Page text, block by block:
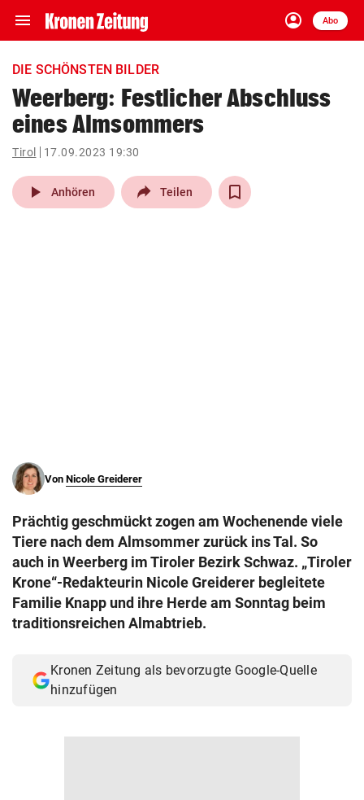
menu Navigation
ein-/ausklappen
account_circle
Anmelden
Abo
close Schließen
account_circle Anmelden
pin_drop
Wien arrow_right
DIE SCHÖNSTEN BILDER
Weerberg: Festlicher Abschluss
eines Almsommers
Tirol 17.09.2023 19:30
play_arrow Anhören Teilen
Von Nicole Greiderer
Prächtig geschmückt zogen am Wochenende viele
Tiere nach dem Almsommer zurück ins Tal. So
auch in Weerberg im Tiroler Bezirk Schwaz. „Tiroler
Krone“-Redakteurin Nicole Greiderer begleitete
Familie Knapp und ihre Herde am Sonntag beim
traditionsreichen Almabtrieb.
Kronen Zeitung als bevorzugte Google-Quelle
hinzufügen